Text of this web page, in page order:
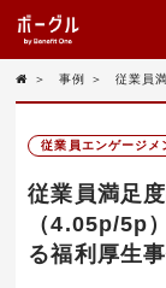
＞ 事例 ＞ 従業員
従業員エンゲージメ
従業員満足
（4.05p/5p
る福利厚生